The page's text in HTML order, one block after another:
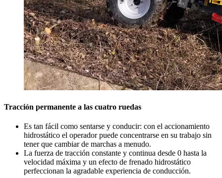
Tracción permanente a las cuatro ruedas
Es tan fácil como sentarse y conducir: con el accionamiento
hidrostático el operador puede concentrarse en su trabajo sin
tener que cambiar de marchas a menudo.
La fuerza de tracción constante y continua desde 0 hasta la
velocidad máxima y un efecto de frenado hidrostático
perfeccionan la agradable experiencia de conducción.